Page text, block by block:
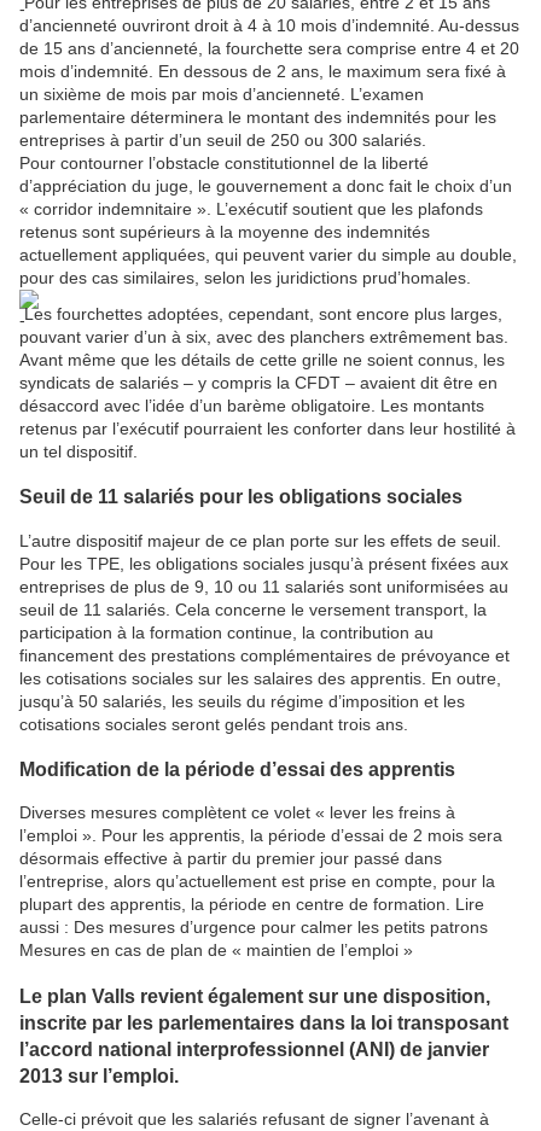
d’ancienneté ouvriront droit à 4 à 10 mois d’indemnité. Au-dessus
de 15 ans d’ancienneté, la fourchette sera comprise entre 4 et 20
mois d’indemnité. En dessous de 2 ans, le maximum sera fixé à
un sixième de mois par mois d’ancienneté. L’examen
parlementaire déterminera le montant des indemnités pour les
entreprises à partir d’un seuil de 250 ou 300 salariés.
Pour contourner l’obstacle constitutionnel de la liberté
d’appréciation du juge, le gouvernement a donc fait le choix d’un
« corridor indemnitaire ». L’exécutif soutient que les plafonds
retenus sont supérieurs à la moyenne des indemnités
actuellement appliquées, qui peuvent varier du simple au double,
pour des cas similaires, selon les juridictions prud’homales.
Les fourchettes adoptées, cependant, sont encore plus larges,
pouvant varier d’un à six, avec des planchers extrêmement bas.
Avant même que les détails de cette grille ne soient connus, les
syndicats de salariés – y compris la CFDT – avaient dit être en
désaccord avec l’idée d’un barème obligatoire. Les montants
retenus par l’exécutif pourraient les conforter dans leur hostilité à
un tel dispositif.
Seuil de 11 salariés pour les obligations sociales
L’autre dispositif majeur de ce plan porte sur les effets de seuil.
Pour les TPE, les obligations sociales jusqu’à présent fixées aux
entreprises de plus de 9, 10 ou 11 salariés sont uniformisées au
seuil de 11 salariés. Cela concerne le versement transport, la
participation à la formation continue, la contribution au
financement des prestations complémentaires de prévoyance et
les cotisations sociales sur les salaires des apprentis. En outre,
jusqu’à 50 salariés, les seuils du régime d’imposition et les
cotisations sociales seront gelés pendant trois ans.
Modification de la période d’essai des apprentis
Diverses mesures complètent ce volet « lever les freins à
l’emploi ». Pour les apprentis, la période d’essai de 2 mois sera
désormais effective à partir du premier jour passé dans
l’entreprise, alors qu’actuellement est prise en compte, pour la
plupart des apprentis, la période en centre de formation. Lire
aussi : Des mesures d’urgence pour calmer les petits patrons
Mesures en cas de plan de « maintien de l’emploi »
Le plan Valls revient également sur une disposition,
inscrite par les parlementaires dans la loi transposant
l’accord national interprofessionnel (ANI) de janvier
2013 sur l’emploi.
Celle-ci prévoit que les salariés refusant de signer l’avenant à